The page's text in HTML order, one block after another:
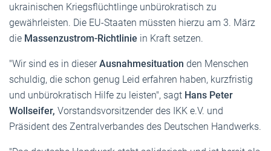
ukrainischen Kriegsflüchtlinge unbürokratisch zu
gewährleisten. Die EU-Staaten müssten hierzu am 3. März
die Massenzustrom-Richtlinie in Kraft setzen.
"Wir sind es in dieserAusnahmesituation den Menschen
schuldig, die schon genug Leid erfahren haben, kurzfristig
und unbürokratisch Hilfe zu leisten", sagt Hans Peter
Wollseifer, Vorstandsvorsitzender des IKK e.V. und
Präsident des Zentralverbandes des Deutschen Handwerks.